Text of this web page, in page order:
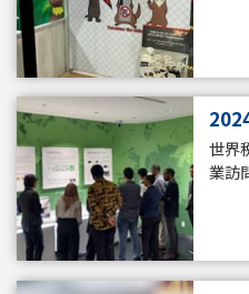
世界
業訪